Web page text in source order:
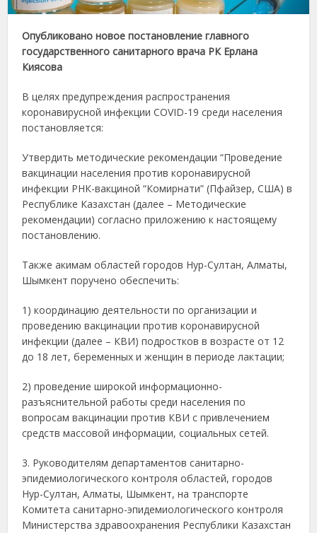
Опубликовано новое постановление главного
государственного санитарного врача РК Ерлана
Киясова
В целях предупреждения распространения
коронавирусной инфекции COVID-19 среди населения
постановляется:
Утвердить методические рекомендации “Проведение
вакцинации населения против коронавирусной
инфекции РНК-вакциной “Комирнати” (Пфайзер, США) в
Республике Казахстан (далее – Методические
рекомендации) согласно приложению к настоящему
постановлению.
Также акимам областей городов Нур-Султан, Алматы,
Шымкент поручено обеспечить:
1) координацию деятельности по организации и
проведению вакцинации против коронавирусной
инфекции (далее – КВИ) подростков в возрасте от 12
до 18 лет, беременных и женщин в периоде лактации;
2) проведение широкой информационно-
разъяснительной работы среди населения по
вопросам вакцинации против КВИ с привлечением
средств массовой информации, социальных сетей.
3. Руководителям департаментов санитарно-
эпидемиологического контроля областей, городов
Нур-Султан, Алматы, Шымкент, на транспорте
Комитета санитарно-эпидемиологического контроля
Министерства здравоохранения Республики Казахстан